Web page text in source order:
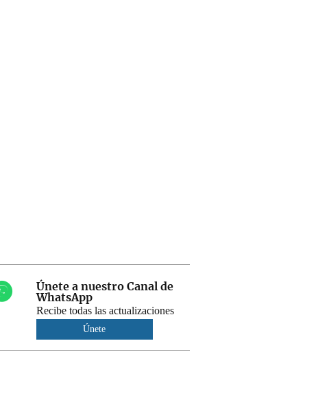
Únete a nuestro Canal de
WhatsApp
Recibe todas las actualizaciones
Únete